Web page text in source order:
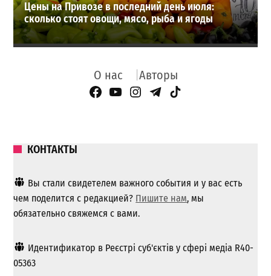
Цены на Привозе в последний день июля:
сколько стоят овощи, мясо, рыба и ягоды
О нас Авторы
Facebook Page
YouTube
Instagram
Telegram
TikTok
КОНТАКТЫ
Вы стали свидетелем важного события и у вас есть
чем поделится с редакцией? Пишите нам, мы
обязательно свяжемся с вами.
Идентификатор в Реєстрі суб'єктів у сфері медіа R40-
05363